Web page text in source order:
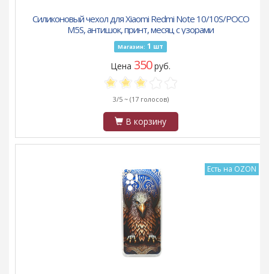
Силиконовый чехол для Xiaomi Redmi Note 10/10S/POCO
M5S, антишок, принт, месяц с узорами
Магазин: 1 шт
Цена 350руб.
3/5 ~ (17 голосов)
В корзину
Есть на OZON